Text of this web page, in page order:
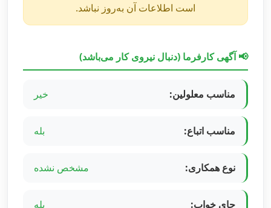
است اطلاعات آن به‌روز نباشد.
📢 آگهی کارفرما (دنبال نیروی کار می‌باشد)
مناسب معلولین: خیر
مناسب اتباع: بله
نوع همکاری: مشخص نشده
جای خواب: بله